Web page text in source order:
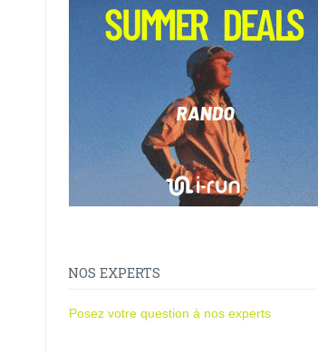
NOS EXPERTS
Posez votre question à nos experts